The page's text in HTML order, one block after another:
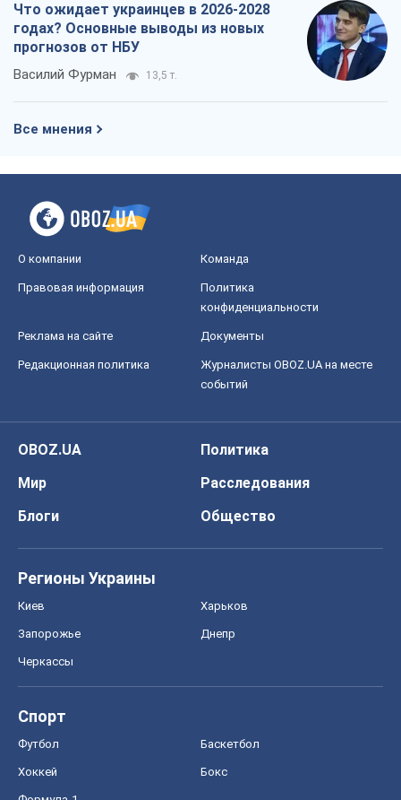
Что ожидает украинцев в 2026-2028
годах? Основные выводы из новых
прогнозов от НБУ
Василий Фурман 13,5 т.
Все мнения
О компании Команда
Правовая информация
Политика
конфиденциальности
Реклама на сайте Документы
Редакционная политика
Журналисты OBOZ.UA на месте
событий
OBOZ.UA
Политика
Мир
Расследования
Блоги
Общество
Регионы Украины
Киев Харьков
Запорожье Днепр
Черкассы
Спорт
Футбол Баскетбол
Хоккей Бокс